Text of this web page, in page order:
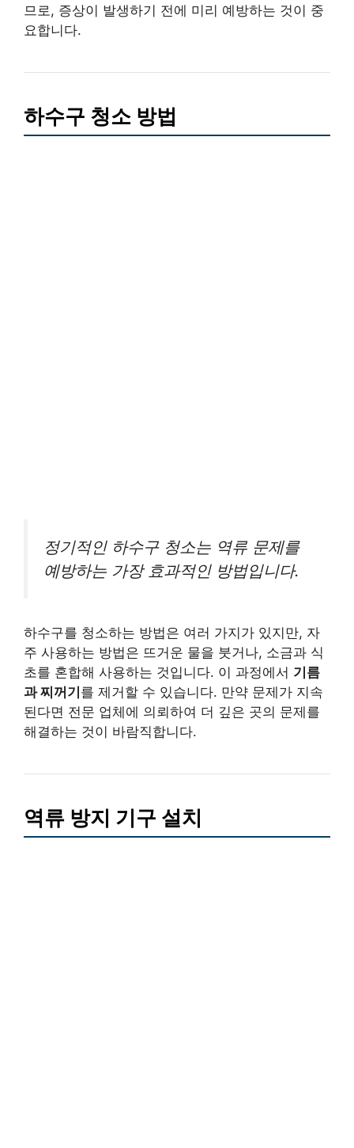
므로, 증상이 발생하기 전에 미리 예방하는 것이 중
요합니다.
하수구 청소 방법
정기적인 하수구 청소는 역류 문제를
예방하는 가장 효과적인 방법입니다.
하수구를 청소하는 방법은 여러 가지가 있지만, 자
주 사용하는 방법은 뜨거운 물을 붓거나, 소금과 식
초를 혼합해 사용하는 것입니다. 이 과정에서 기름
과 찌꺼기를 제거할 수 있습니다. 만약 문제가 지속
된다면 전문 업체에 의뢰하여 더 깊은 곳의 문제를
해결하는 것이 바람직합니다.
역류 방지 기구 설치